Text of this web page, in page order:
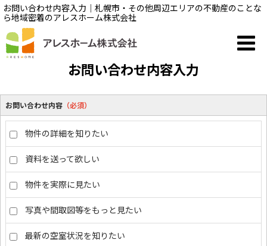
お問い合わせ内容入力｜札幌市・その他周辺エリアの不動産のことな
ら地域密着のアレスホーム株式会社
お問い合わせ内容入力
お問い合わせ内容 （必須）
物件の詳細を知りたい
資料を送って欲しい
物件を実際に見たい
写真や間取図等をもっと見たい
最新の空室状況を知りたい